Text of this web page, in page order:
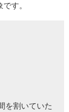
す。
を割いていた